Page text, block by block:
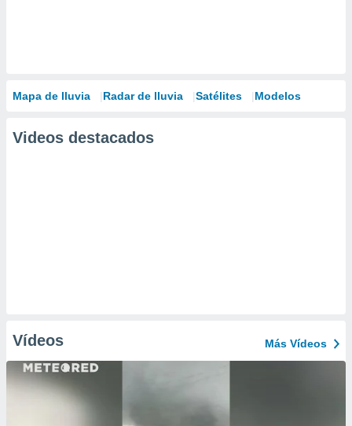
Mapa de lluvia Radar de lluvia Satélites Modelos
Videos destacados
Vídeos Más Vídeos